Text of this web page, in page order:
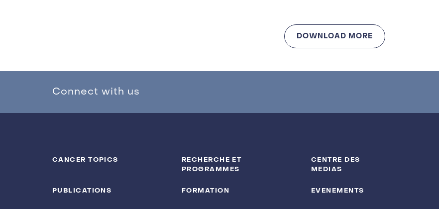
DOWNLOAD MORE
Connect with us
CANCER TOPICS
RECHERCHE ET
PROGRAMMES
CENTRE DES
MEDIAS
PUBLICATIONS FORMATION EVENEMENTS